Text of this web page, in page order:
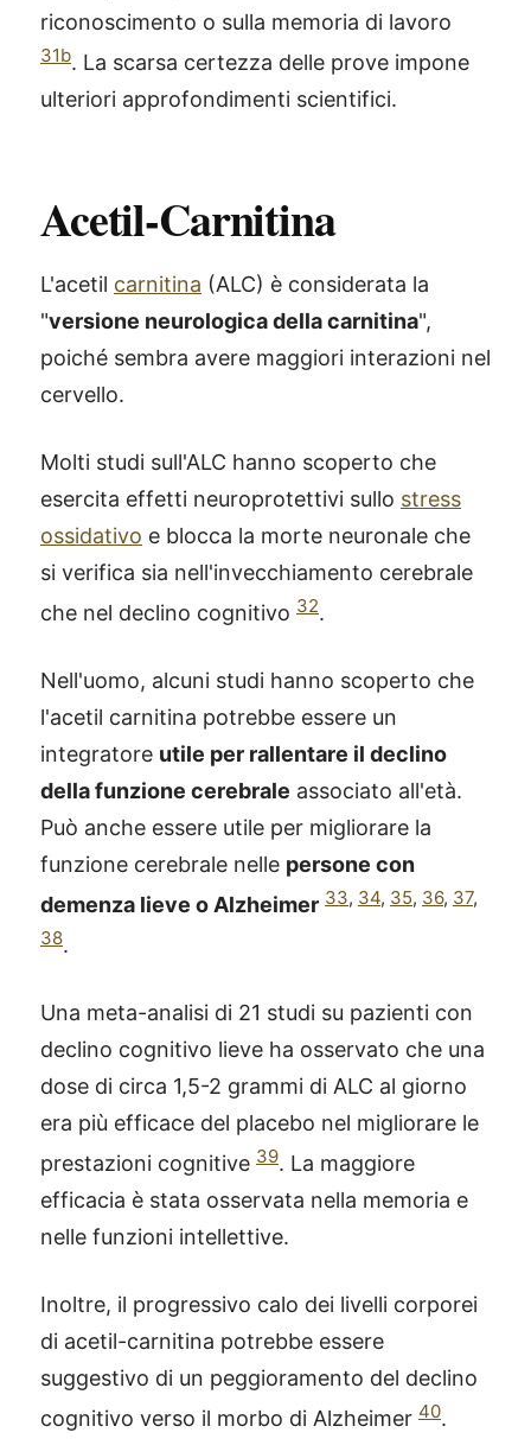
riconoscimento o sulla memoria di lavoro
31b. La scarsa certezza delle prove impone
ulteriori approfondimenti scientifici.
Acetil-Carnitina
L'acetil carnitina (ALC) è considerata la
"versione neurologica della carnitina",
poiché sembra avere maggiori interazioni nel
cervello.
Molti studi sull'ALC hanno scoperto che
esercita effetti neuroprotettivi sullo stress
ossidativo e blocca la morte neuronale che
si verifica sia nell'invecchiamento cerebrale
che nel declino cognitivo 32.
Nell'uomo, alcuni studi hanno scoperto che
l'acetil carnitina potrebbe essere un
integratore utile per rallentare il declino
della funzione cerebrale associato all'età.
Può anche essere utile per migliorare la
funzione cerebrale nelle persone con
demenza lieve o Alzheimer 33, 34, 35, 36, 37,
38.
Una meta-analisi di 21 studi su pazienti con
declino cognitivo lieve ha osservato che una
dose di circa 1,5-2 grammi di ALC al giorno
era più efficace del placebo nel migliorare le
prestazioni cognitive 39. La maggiore
efficacia è stata osservata nella memoria e
nelle funzioni intellettive.
Inoltre, il progressivo calo dei livelli corporei
di acetil-carnitina potrebbe essere
suggestivo di un peggioramento del declino
cognitivo verso il morbo di Alzheimer 40.